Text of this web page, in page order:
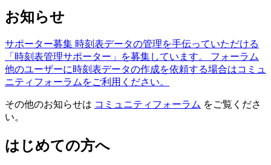
お知らせ
サポーター募集 時刻表データの管理を手伝っていただける
「時刻表管理サポーター」を募集しています。
フォーラム
他のユーザーに時刻表データの作成を依頼する場合はコミュ
ニティフォーラムをご利用ください。
その他のお知らせは コミュニティフォーラム をご覧くださ
い。
はじめての方へ